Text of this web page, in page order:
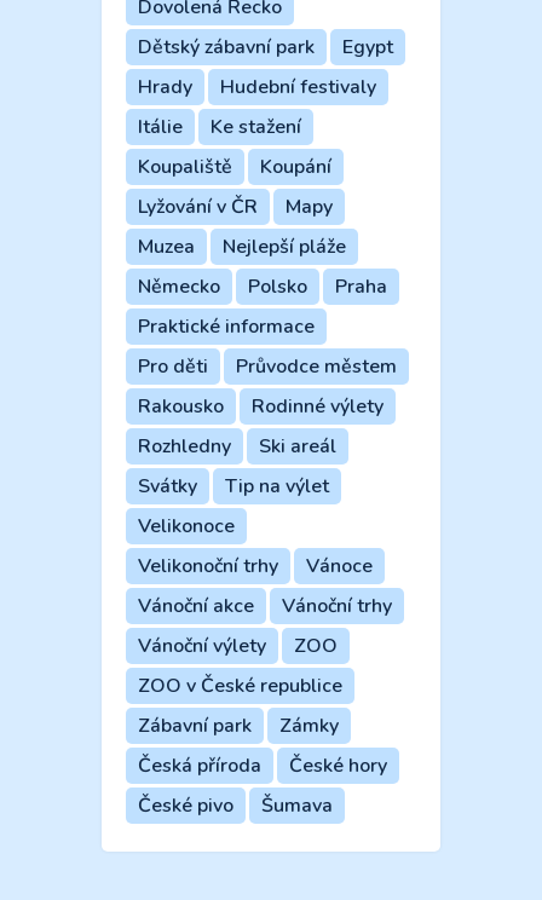
Dovolená Řecko
Dětský zábavní park
Egypt
Hrady
Hudební festivaly
Itálie
Ke stažení
Koupaliště
Koupání
Lyžování v ČR
Mapy
Muzea
Nejlepší pláže
Německo
Polsko
Praha
Praktické informace
Pro děti
Průvodce městem
Rakousko
Rodinné výlety
Rozhledny
Ski areál
Svátky
Tip na výlet
Velikonoce
Velikonoční trhy
Vánoce
Vánoční akce
Vánoční trhy
Vánoční výlety
ZOO
ZOO v České republice
Zábavní park
Zámky
Česká příroda
České hory
České pivo
Šumava